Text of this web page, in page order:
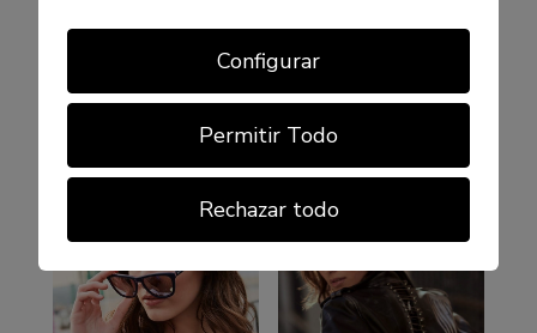
Configurar
Permitir Todo
Rechazar todo